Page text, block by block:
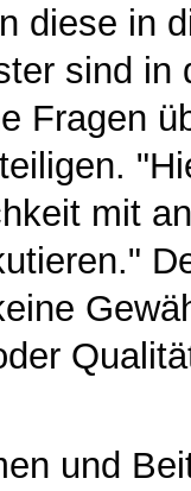
diese in
sind in
Fragen
mit
und